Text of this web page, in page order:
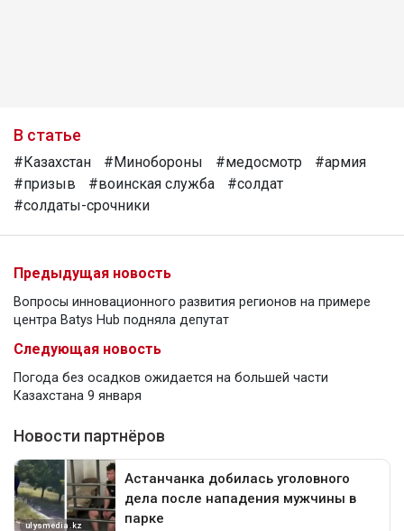
В статье
#Казахстан #Минобороны #медосмотр
#армия
#призыв
#воинская служба
#солдат
#солдаты-срочники
Предыдущая новость
Вопросы инновационного развития регионов на примере
центра Batys Hub подняла депутат
Следующая новость
Погода без осадков ожидается на большей части
Казахстана 9 января